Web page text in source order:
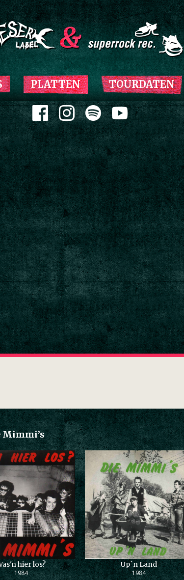
Zum Inhalt springen
PLATTEN TOURDATEN
Zum Inhalt springen
Mimmi’s
hier los?
1984
Up`n Land
1984